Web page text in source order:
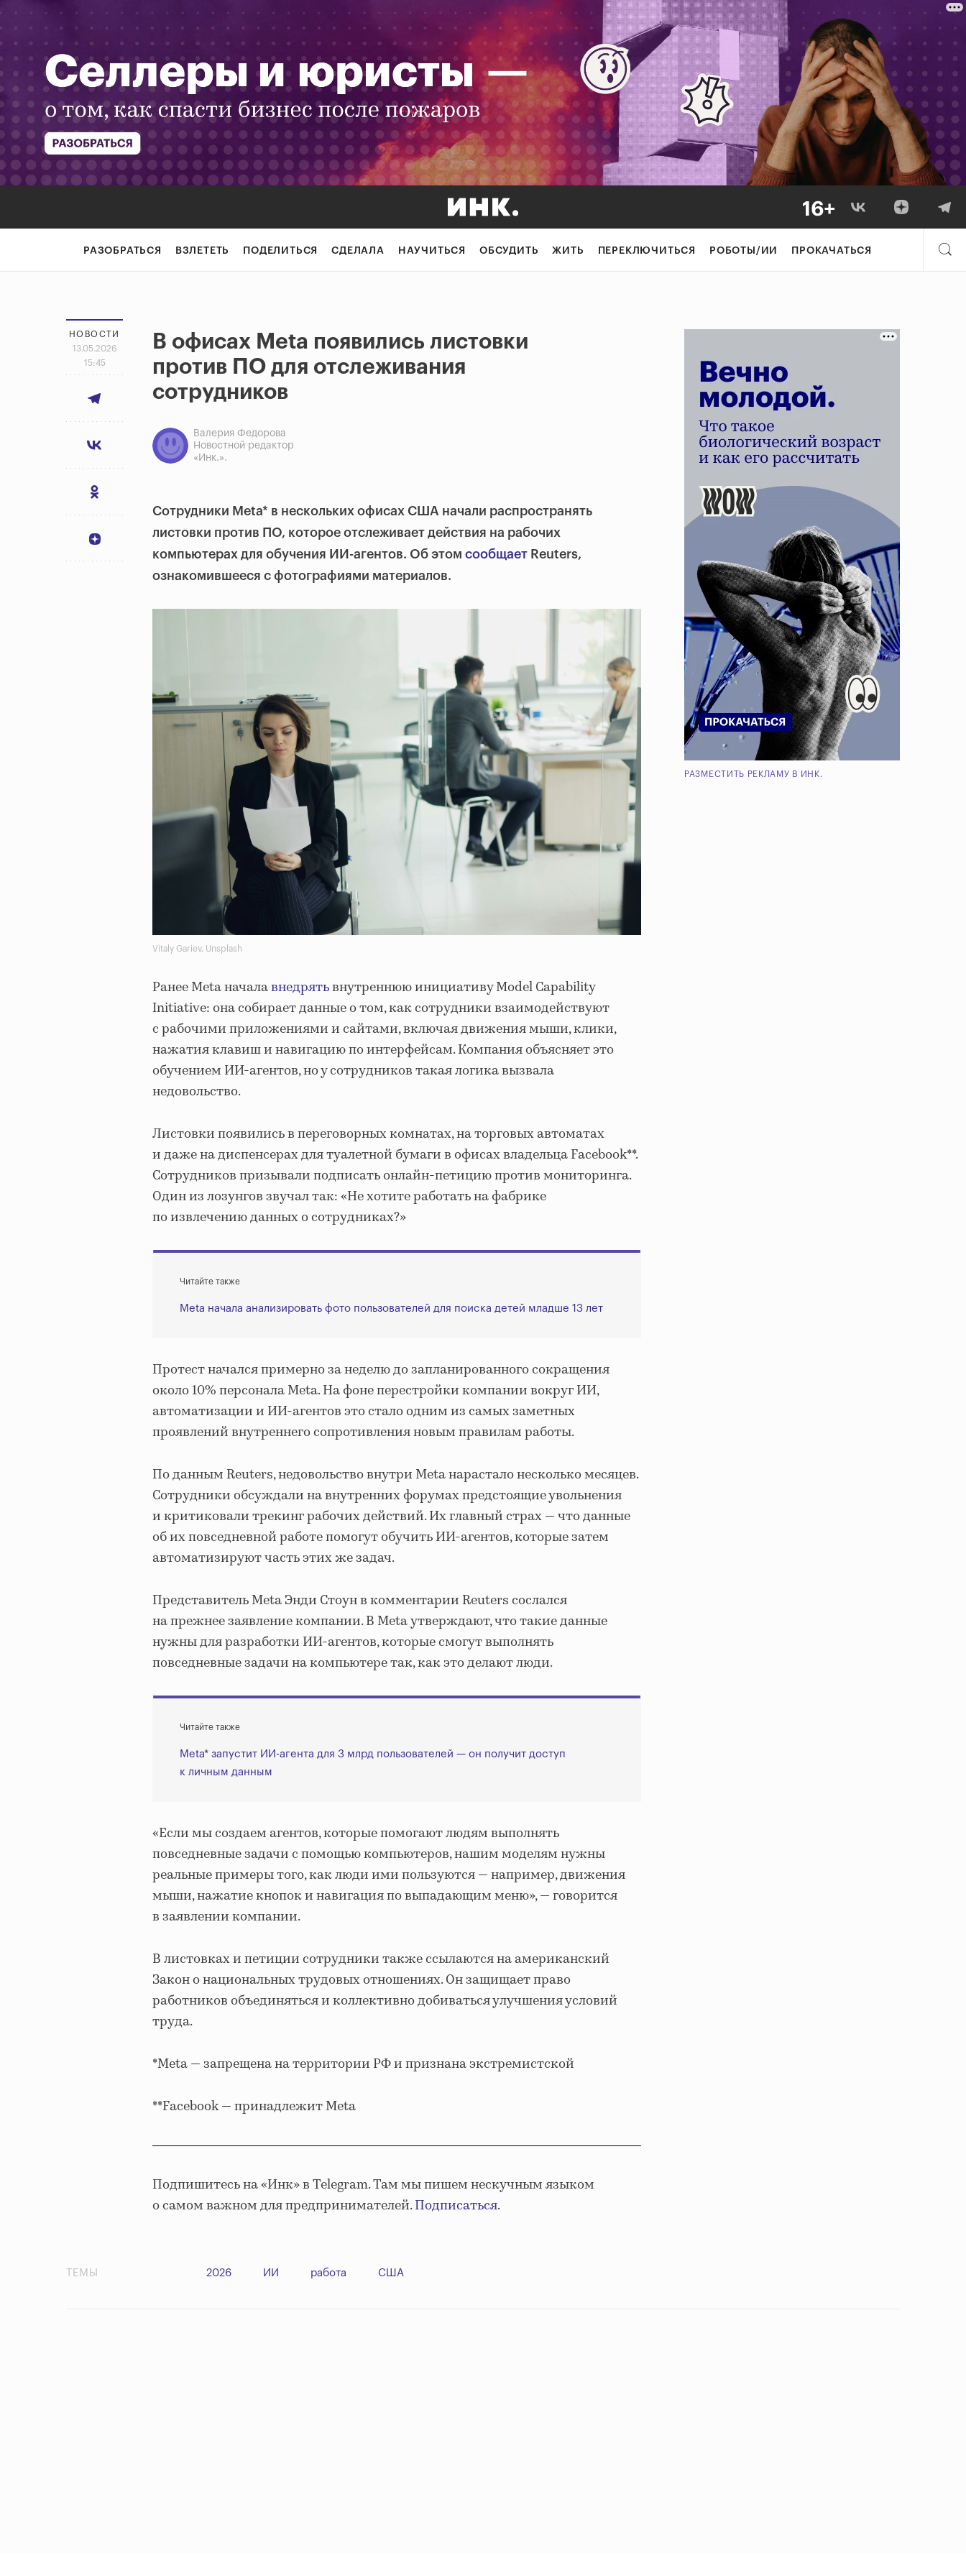
РАЗОБРАТЬСЯ ВЗЛЕТЕТЬ ПОДЕЛИТЬСЯ СДЕЛАЛА НАУЧИТЬСЯ ОБСУДИТЬ ЖИТЬ ПЕРЕКЛЮЧИТЬСЯ РОБОТЫ/ИИ ПРОКАЧАТЬСЯ
НОВОСТИ
13.05.2026
15:45
В офисах Meta появились листовки
против ПО для отслеживания
сотрудников
Валерия Федорова
Новостной редактор
«Инк.».
Сотрудники Meta* в нескольких офисах США начали распространять
листовки против ПО, которое отслеживает действия на рабочих
компьютерах для обучения ИИ-агентов. Об этом сообщает Reuters,
ознакомившееся с фотографиями материалов.
Vitaly Gariev, Unsplash
Ранее Meta началавнедрятьвнутреннюю инициативу Model Capability
Initiative: она собирает данные о том, как сотрудники взаимодействуют
с рабочими приложениями и сайтами, включая движения мыши, клики,
нажатия клавиш и навигацию по интерфейсам. Компания объясняет это
обучением ИИ-агентов, но у сотрудников такая логика вызвала
недовольство.
Листовки появились в переговорных комнатах, на торговых автоматах
и даже на диспенсерах для туалетной бумаги в офисах владельца Facebook**.
Сотрудников призывали подписать онлайн-петицию против мониторинга.
Один из лозунгов звучал так: «Не хотите работать на фабрике
по извлечению данных о сотрудниках?»
Читайте также
Meta начала анализировать фото пользователей для поиска детей младше 13 лет
Протест начался примерно за неделю до запланированного сокращения
около 10% персонала Meta. На фоне перестройки компании вокруг ИИ,
автоматизации и ИИ-агентов это стало одним из самых заметных
проявлений внутреннего сопротивления новым правилам работы.
По данным Reuters, недовольство внутри Meta нарастало несколько месяцев.
Сотрудники обсуждали на внутренних форумах предстоящие увольнения
и критиковали трекинг рабочих действий. Их главный страх — что данные
об их повседневной работе помогут обучить ИИ-агентов, которые затем
автоматизируют часть этих же задач.
Представитель Meta Энди Стоун в комментарии Reuters сослался
на прежнее заявление компании. В Meta утверждают, что такие данные
нужны для разработки ИИ-агентов, которые смогут выполнять
повседневные задачи на компьютере так, как это делают люди.
Читайте также
Meta* запустит ИИ-агента для 3 млрд пользователей — он получит доступ
к личным данным
«Если мы создаем агентов, которые помогают людям выполнять
повседневные задачи с помощью компьютеров, нашим моделям нужны
реальные примеры того, как люди ими пользуются — например, движения
мыши, нажатие кнопок и навигация по выпадающим меню», — говорится
в заявлении компании.
В листовках и петиции сотрудники также ссылаются на американский
Закон о национальных трудовых отношениях. Он защищает право
работников объединяться и коллективно добиваться улучшения условий
труда.
*Meta — запрещена на территории РФ и признана экстремистской
**Facebook — принадлежит Meta
Подпишитесь на «Инк» в Telegram. Там мы пишем нескучным языком
о самом важном для предпринимателей.Подписаться.
РАЗМЕСТИТЬ РЕКЛАМУ В ИНК.
ТЕМЫ 2026 ИИ работа США